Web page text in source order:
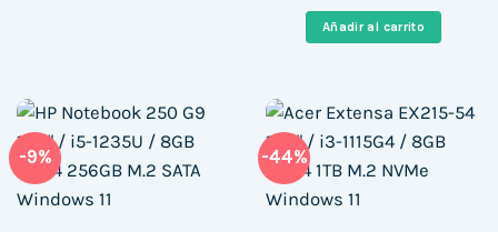
era:
98,74 €.
es:
Añadir al carrito
-9% -44%